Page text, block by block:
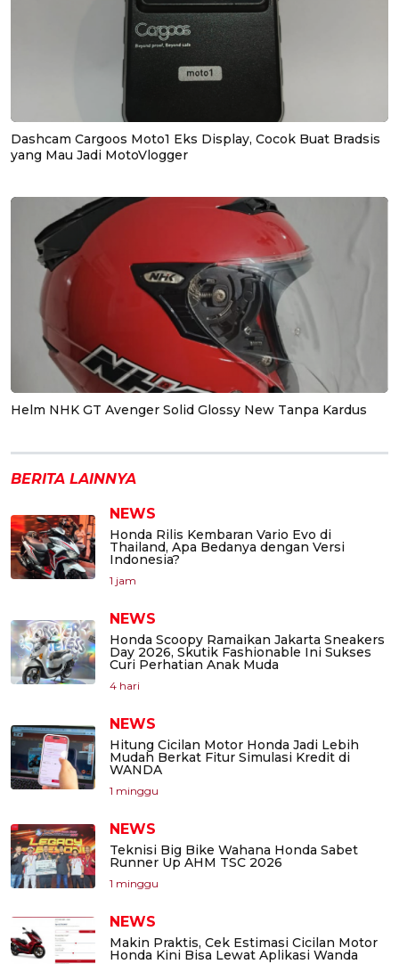
Dashcam Cargoos Moto1 Eks Display, Cocok Buat Bradsis
yang Mau Jadi MotoVlogger
Helm NHK GT Avenger Solid Glossy New Tanpa Kardus
BERITA LAINNYA
NEWS
Honda Rilis Kembaran Vario Evo di
Thailand, Apa Bedanya dengan Versi
Indonesia?
1 jam
NEWS
Honda Scoopy Ramaikan Jakarta Sneakers
Day 2026, Skutik Fashionable Ini Sukses
Curi Perhatian Anak Muda
4 hari
NEWS
Hitung Cicilan Motor Honda Jadi Lebih
Mudah Berkat Fitur Simulasi Kredit di
WANDA
1 minggu
NEWS
Teknisi Big Bike Wahana Honda Sabet
Runner Up AHM TSC 2026
1 minggu
NEWS
Makin Praktis, Cek Estimasi Cicilan Motor
Honda Kini Bisa Lewat Aplikasi Wanda